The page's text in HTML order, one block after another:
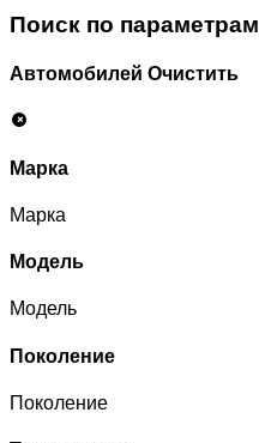
Поиск по параметрам
Автомобилей Очистить
Марка
Марка
Модель
Модель
Поколение
Поколение